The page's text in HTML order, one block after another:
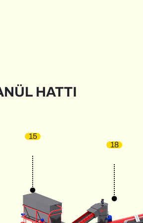
HATTI
15
18